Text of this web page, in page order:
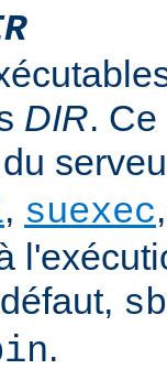
DIR.
, suexec
.